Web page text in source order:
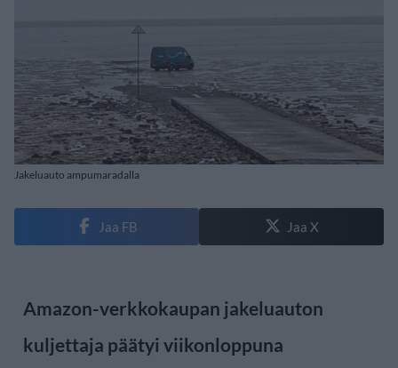
Jakeluauto ampumaradalla
Jaa FB Jaa X
Amazon-verkkokaupan jakeluauton
kuljettaja päätyi viikonloppuna